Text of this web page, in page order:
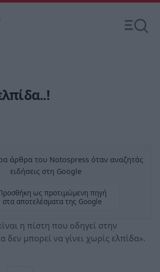
άρθρα του Notospress όταν αναζητάς
ειδήσεις στη Google
ως προτιμώμενη πηγή
στα αποτελέσματα της Google
η πίστη που οδηγεί στην
δεν μπορεί να γίνει χωρίς ελπίδα».